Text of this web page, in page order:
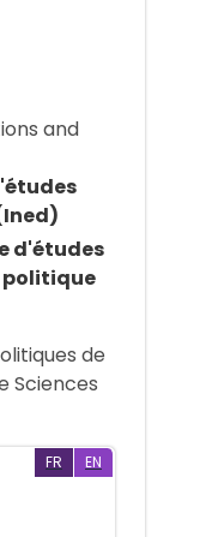
and
d'études
politique
de
Sciences
FR EN